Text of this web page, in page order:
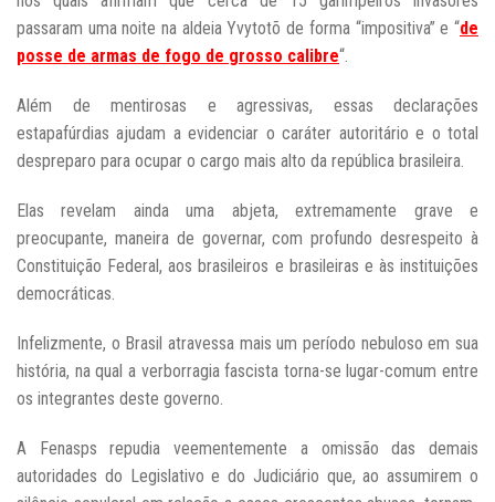
passaram uma noite na aldeia Yvytotõ de forma “impositiva” e “de
posse de armas de fogo de grosso calibre“.
Além de mentirosas e agressivas, essas declarações
estapafúrdias ajudam a evidenciar o caráter autoritário e o total
despreparo para ocupar o cargo mais alto da república brasileira.
Elas revelam ainda uma abjeta, extremamente grave e
preocupante, maneira de governar, com profundo desrespeito à
Constituição Federal, aos brasileiros e brasileiras e às instituições
democráticas.
Infelizmente, o Brasil atravessa mais um período nebuloso em sua
história, na qual a verborragia fascista torna-se lugar-comum entre
os integrantes deste governo.
A Fenasps repudia veementemente a omissão das demais
autoridades do Legislativo e do Judiciário que, ao assumirem o